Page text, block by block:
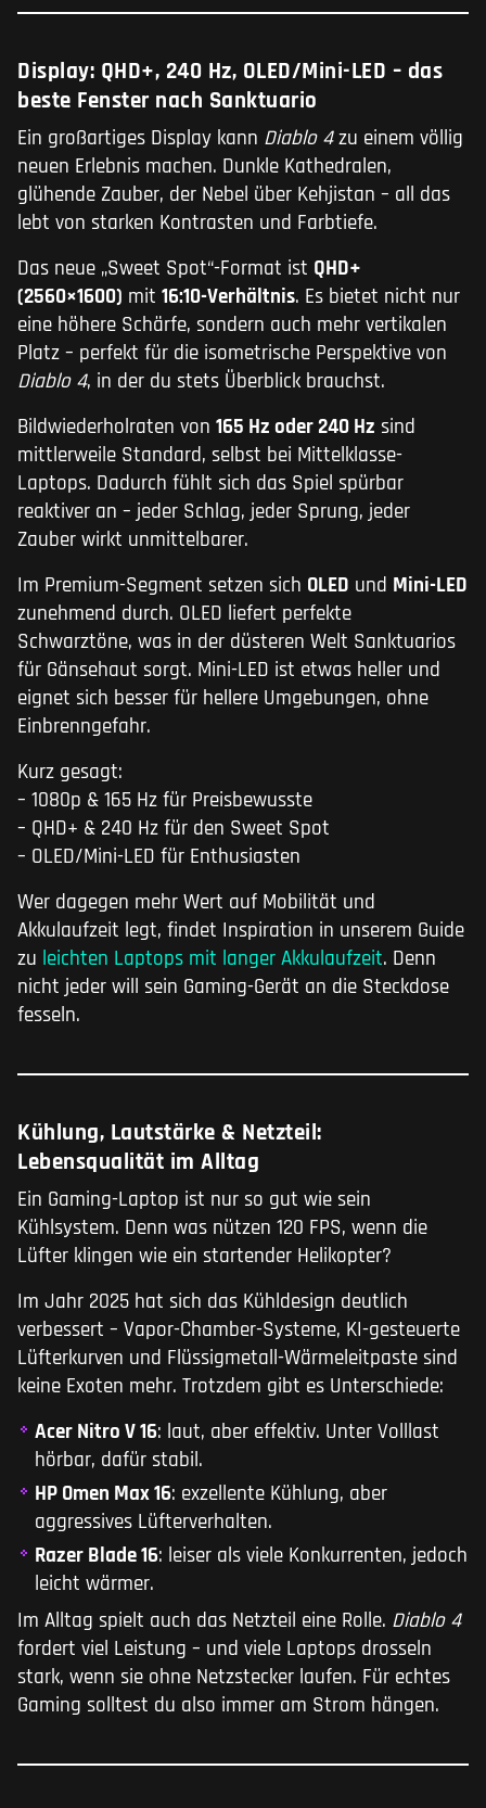
Display: QHD+, 240 Hz, OLED/Mini-LED – das
beste Fenster nach Sanktuario
Ein großartiges Display kann Diablo 4zu einem völlig
neuen Erlebnis machen. Dunkle Kathedralen,
glühende Zauber, der Nebel über Kehjistan – all das
lebt von starken Kontrasten und Farbtiefe.
Das neue „Sweet Spot“-Format ist QHD+
(2560×1600) mit 16:10-Verhältnis. Es bietet nicht nur
eine höhere Schärfe, sondern auch mehr vertikalen
Platz – perfekt für die isometrische Perspektive von
Diablo 4, in der du stets Überblick brauchst.
Bildwiederholraten von 165 Hz oder 240 Hz sind
mittlerweile Standard, selbst bei Mittelklasse-
Laptops. Dadurch fühlt sich das Spiel spürbar
reaktiver an – jeder Schlag, jeder Sprung, jeder
Zauber wirkt unmittelbarer.
Im Premium-Segment setzen sich OLED und Mini-LED
zunehmend durch. OLED liefert perfekte
Schwarztöne, was in der düsteren Welt Sanktuarios
für Gänsehaut sorgt. Mini-LED ist etwas heller und
eignet sich besser für hellere Umgebungen, ohne
Einbrenngefahr.
Kurz gesagt:
– 1080p & 165 Hz für Preisbewusste
– QHD+ & 240 Hz für den Sweet Spot
– OLED/Mini-LED für Enthusiasten
Wer dagegen mehr Wert auf Mobilität und
Akkulaufzeit legt, findet Inspiration in unserem Guide
zu leichten Laptops mit langer Akkulaufzeit. Denn
nicht jeder will sein Gaming-Gerät an die Steckdose
fesseln.
Kühlung, Lautstärke & Netzteil:
Lebensqualität im Alltag
Ein Gaming-Laptop ist nur so gut wie sein
Kühlsystem. Denn was nützen 120 FPS, wenn die
Lüfter klingen wie ein startender Helikopter?
Im Jahr 2025 hat sich das Kühldesign deutlich
verbessert – Vapor-Chamber-Systeme, KI-gesteuerte
Lüfterkurven und Flüssigmetall-Wärmeleitpaste sind
keine Exoten mehr. Trotzdem gibt es Unterschiede:
Acer Nitro V 16: laut, aber effektiv. Unter Volllast
hörbar, dafür stabil.
HP Omen Max 16: exzellente Kühlung, aber
aggressives Lüfterverhalten.
Razer Blade 16: leiser als viele Konkurrenten, jedoch
leicht wärmer.
Im Alltag spielt auch das Netzteil eine Rolle. Diablo 4
fordert viel Leistung – und viele Laptops drosseln
stark, wenn sie ohne Netzstecker laufen. Für echtes
Gaming solltest du also immer am Strom hängen.